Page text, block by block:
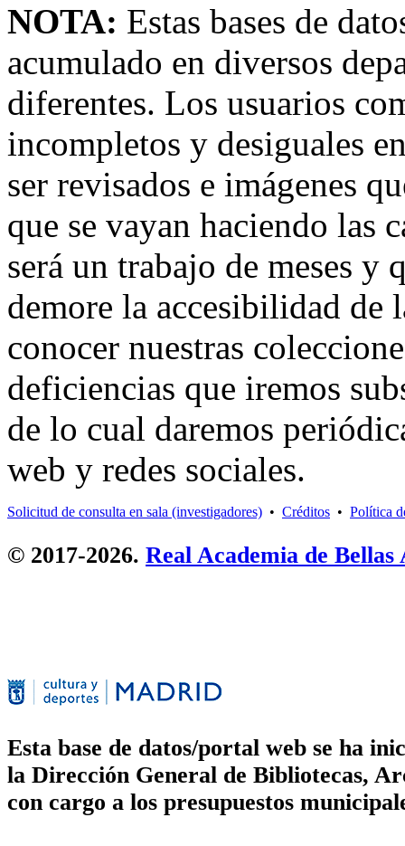
NOTA: Estas bases de
acumulado en diversos
diferentes. Los usuarios
incompletos y desiguales
ser revisados e imágenes
que se vayan haciendo las
será un trabajo de meses y
demore la accesibilidad de
conocer nuestras
deficiencias que iremos
de lo cual daremos
web y redes sociales.
Solicitud de consulta en sala (investigadores) • Créditos • Política
© 2017-2026. Real Academia de
Esta base de datos/portal web se ha
la Dirección General de Bibliotecas,
con cargo a los presupuestos